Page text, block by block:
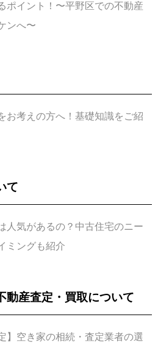
ポイント！〜平野区での不動産
ンへ〜
お考えの方へ！基礎知識をご紹
て
人気があるの？中古住宅のニー
ミングも紹介
動産査定・買取について
】空き家の相続・査定業者の選